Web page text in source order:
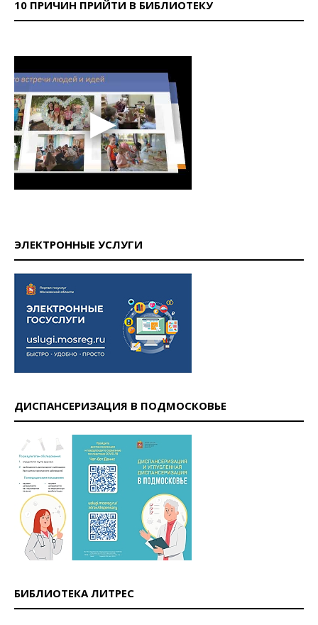
10 ПРИЧИН ПРИЙТИ В БИБЛИОТЕКУ
ЭЛЕКТРОННЫЕ УСЛУГИ
ДИСПАНСЕРИЗАЦИЯ В ПОДМОСКОВЬЕ
БИБЛИОТЕКА ЛИТРЕС